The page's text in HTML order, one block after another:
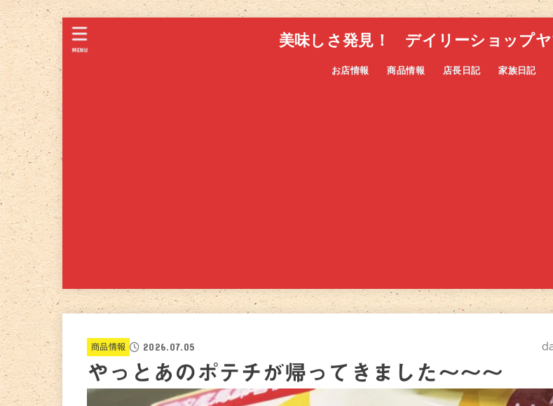
美味しさ発見！ デイリーショップ
お店情報 商品情報 店長日記 家族日記
MENU
商品情報 2026.07.05
やっとあのポテチが帰ってきました～～～